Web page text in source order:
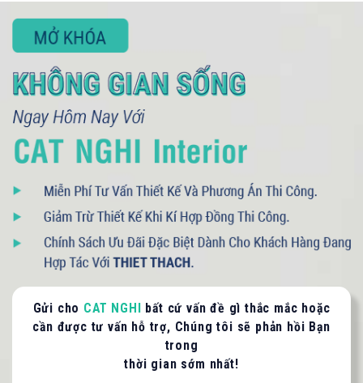
Gửi cho CAT NGHI bất cứ vấn đề gì thắc mắc hoặc
cần được tư vấn hỗ trợ, Chúng tôi sẽ phản hồi Bạn
trong
thời gian sớm nhất!
093 71379 13
LIÊN HỆ TƯ VẤN / BÁO GIÁ